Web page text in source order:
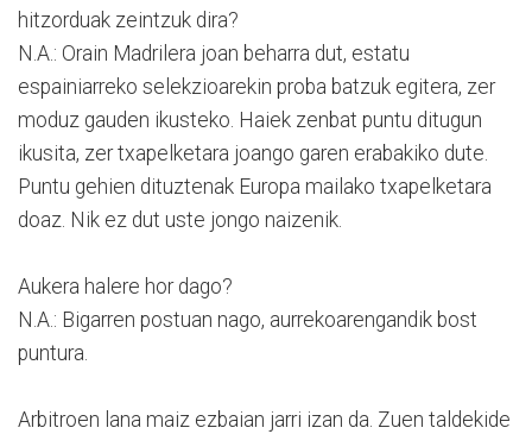
hitzorduak zeintzuk dira?
N.A.: Orain Madrilera joan beharra dut, estatu
espainiarreko selekzioarekin proba batzuk egitera, zer
moduz gauden ikusteko. Haiek zenbat puntu ditugun
ikusita, zer txapelketara joango garen erabakiko dute.
Puntu gehien dituztenak Europa mailako txapelketara
doaz. Nik ez dut uste jongo naizenik.
Aukera halere hor dago?
N.A.: Bigarren postuan nago, aurrekoarengandik bost
puntura.
Arbitroen lana maiz ezbaian jarri izan da. Zuen taldekide